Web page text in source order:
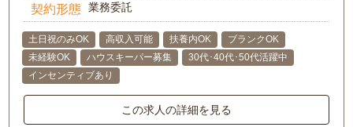
契約形態 業務委託
土日祝のみOK 高収入可能 扶養内OK
ブランクOK
未経験OK
ハウスキーパー募集
30代･40代･50代活躍中
インセンティブあり
この求人の詳細を見る